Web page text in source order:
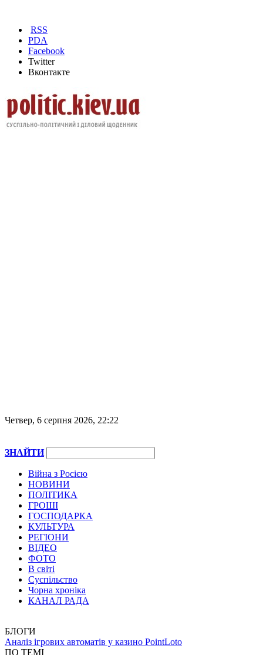
RSS
PDA
Facebook
Twitter
Вконтакте
Четвер, 6 серпня 2026, 22:22
ЗНАЙТИ
Війна з Росією
НОВИНИ
ПОЛІТИКА
ГРОШІ
ГОСПОДАРКА
КУЛЬТУРА
РЕГІОНИ
ВІДЕО
ФОТО
В світі
Суспільство
Чорна хроніка
КАНАЛ РАДА
БЛОГИ
Аналіз ігрових автоматів у казино PointLoto
ПО ТЕМІ